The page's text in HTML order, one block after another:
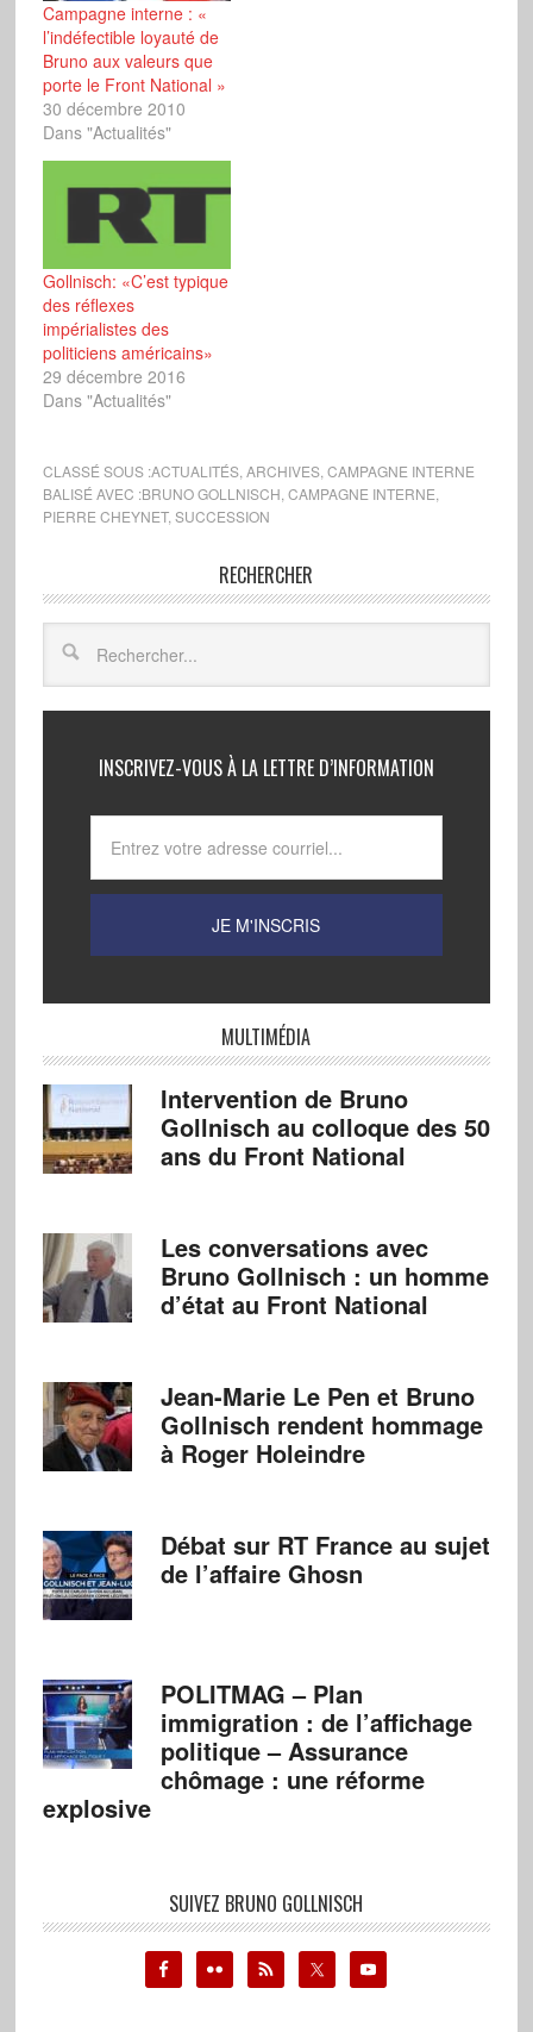
Campagne interne : «
l’indéfectible loyauté de
Bruno aux valeurs que
porte le Front National »
30 décembre 2010
Dans "Actualités"
Gollnisch: «C’est typique
des réflexes
impérialistes des
politiciens américains»
29 décembre 2016
Dans "Actualités"
CLASSÉ SOUS :ACTUALITÉS, ARCHIVES, CAMPAGNE INTERNE
BALISÉ AVEC :BRUNO GOLLNISCH CAMPAGNE INTERNE
PIERRE CHEYNET, SUCCESSION
RECHERCHER
INSCRIVEZ-VOUS À LA LETTRE D’INFORMATION
MULTIMÉDIA
Intervention de Bruno
Gollnisch au colloque des 50
ans du Front National
Les conversations avec
Bruno Gollnisch : un homme
d’état au Front National
Jean-Marie Le Pen et Bruno
Gollnisch rendent hommage
à Roger Holeindre
Débat sur RT France au sujet
de l’affaire Ghosn
POLITMAG – Plan
immigration : de l’affichage
politique – Assurance
chômage : une réforme
explosive
SUIVEZ BRUNO GOLLNISCH